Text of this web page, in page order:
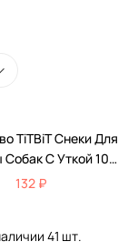
TiTBiT Снеки Для
С Уткой 100г
025703
132 ₽
41 шт.